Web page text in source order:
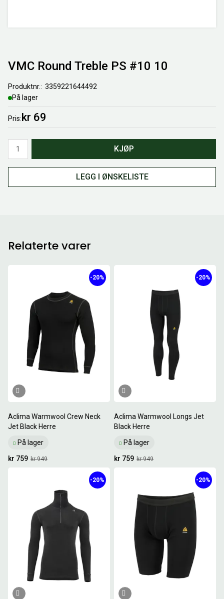
VMC Round Treble PS #10 10
Produktnr.
3359221644492
På lager
Pris kr 69
KJØP
LEGG I ØNSKELISTE
Relaterte varer
Aclima Warmwool Crew Neck
Jet Black Herre
På lager
-20%
kr 949
kr 759
Aclima Warmwool Longs Jet
Black Herre
På lager
-20%
kr 949
kr 759
-20% -20%